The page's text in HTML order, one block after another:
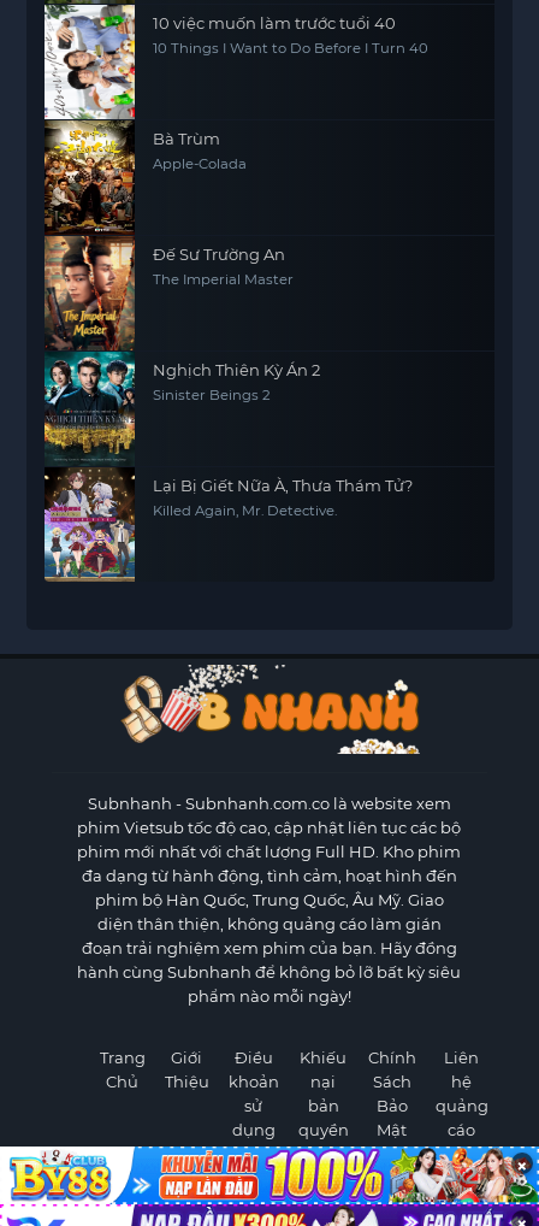
10 việc muốn làm trước tuổi 40
10 Things I Want to Do Before I Turn 40
Bà Trùm
Apple-Colada
Đế Sư Trường An
The Imperial Master
Nghịch Thiên Kỳ Án 2
Sinister Beings 2
Lại Bị Giết Nữa À, Thưa Thám Tử?
Killed Again, Mr. Detective.
Subnhanh - Subnhanh.com.co là website xem
phim Vietsub tốc độ cao, cập nhật liên tục các bộ
phim mới nhất với chất lượng Full HD. Kho phim
đa dạng từ hành động, tình cảm, hoạt hình đến
phim bộ Hàn Quốc, Trung Quốc, Âu Mỹ. Giao
diện thân thiện, không quảng cáo làm gián
đoạn trải nghiệm xem phim của bạn. Hãy đồng
hành cùng Subnhanh để không bỏ lỡ bất kỳ siêu
phẩm nào mỗi ngày!
Trang
Chủ
Giới
Thiệu
Điều
khoản
sử
dụng
Khiếu
nại
bản
quyền
Chính
Sách
Bảo
Mật
Liên
hệ
quảng
cáo
×